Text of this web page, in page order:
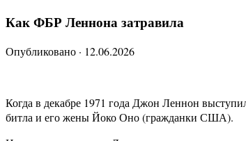
Как ФБР Леннона затравила
Опубликовано · 12.06.2026
Когда в декабре 1971 года Джон Леннон
битла и его жены Йоко Оно (гражданки США).